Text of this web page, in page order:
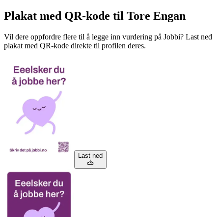
Plakat med QR-kode til Tore Engan
Vil dere oppfordre flere til å legge inn vurdering på Jobbi? Last ned
plakat med QR-kode direkte til profilen deres.
Last ned